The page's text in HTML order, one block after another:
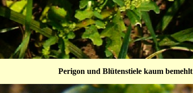
Perigon und Blütenstiele kaum bemehlt